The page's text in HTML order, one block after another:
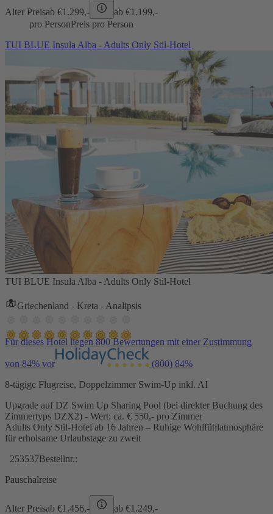
Alter Preisab €1.299,- ab €1.199,-
pro PersonPreis pro Person
TUI BLUE Insula Alba - Adults Only Stil-Hotel
TUI BLUE Insula Alba - Adults Only Stil-Hotel
Griechenland - Kreta - Analipsis
Für dieses Hotel liegen 800 Bewertungen mit einer Zustimmung
von 84% vor (800) 84%
8-tägige Flugreise, Doppelzimmer Swim-Up inkl. AI
Upgrade auf DZ Swim Up Sharing Pool (bei direkter Buchung des
Zimmertyps DZX2) - Wert: ca. € 550,- pro Zimmer
Adults Only Stil-Hotel ab 16 Jahren – Ruhige Wohlfühlatmosphäre
für erholsame Urlaubstage zu zweit
253537Bestellnr.:
Pauschalreise
Alter Preisab €1.456,- ab €1.249,-